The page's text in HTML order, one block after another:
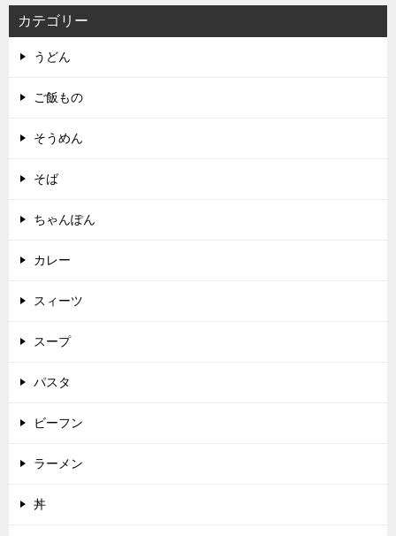
カテゴリー
うどん
ご飯もの
そうめん
そば
ちゃんぽん
カレー
スィーツ
スープ
パスタ
ビーフン
ラーメン
丼